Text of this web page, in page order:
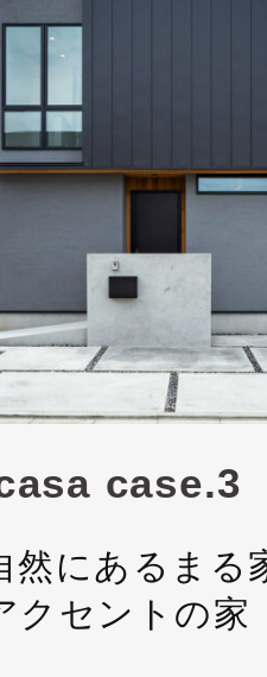
case.3
然にあるま
クセントの家